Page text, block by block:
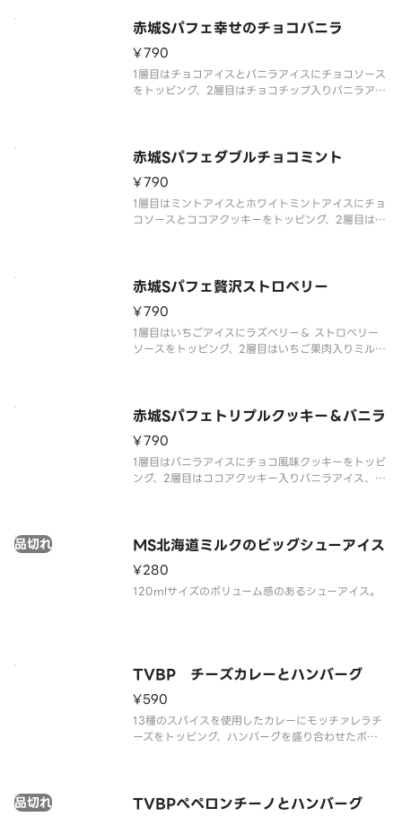
赤城Sパフェ幸せのチョコバニラ
¥790
1層目はチョコアイスとバニラアイスにチョコソース
をトッピング、2層目はチョコチップ入りバニラアイ
赤城Sパフェダブルチョコミント
¥790
1層目はミントアイスとホワイトミントアイスにチョ
コソースとココアクッキーをトッピング、2層目はホ
赤城Sパフェ贅沢ストロベリー
¥790
1層目はいちごアイスにラズベリー＆ ストロベリー
ソースをトッピング、2層目はいちご果肉入りミルク
赤城Sパフェトリプルクッキー＆バニラ
¥790
1層目はバニラアイスにチョコ風味クッキーをトッピ
ング、2層目はココアクッキー入りバニラアイス、2
MS北海道ミルクのビッグシューアイス
品切れ
¥280
120mlサイズのボリューム感のあるシューアイス。
TVBP チーズカレーとハンバーグ
¥590
13種のスパイスを使用したカレーにモッチァレラチ
ーズをトッピング、ハンバーグを盛り合わせたボリ
TVBPペペロンチーノとハンバーグ
品切れ